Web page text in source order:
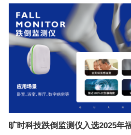
旷时科技跌倒监测仪入选2025年